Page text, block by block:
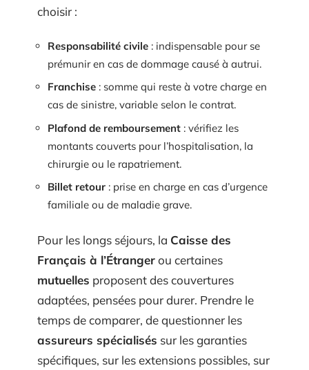
choisir :
Responsabilité civile : indispensable pour se
prémunir en cas de dommage causé à autrui.
Franchise : somme qui reste à votre charge en
cas de sinistre, variable selon le contrat.
Plafond de remboursement : vérifiez les
montants couverts pour l’hospitalisation, la
chirurgie ou le rapatriement.
Billet retour : prise en charge en cas d’urgence
familiale ou de maladie grave.
Pour les longs séjours, la Caisse des
Français à l’Étrangerou certaines
mutuelles proposent des couvertures
adaptées, pensées pour durer. Prendre le
temps de comparer, de questionner les
assureurs spécialisés sur les garanties
spécifiques, sur les extensions possibles, sur